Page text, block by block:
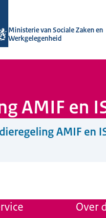
Ministerie van Sociale Zaken en
Werkgelegenheid
AMIF en
AMIF en
Over